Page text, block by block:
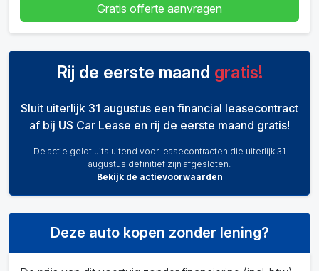
Gratis offerte aanvragen
Rij de eerste maand gratis!
Sluit uiterlijk 31 augustus een financial leasecontract
af bij US Car Lease en rij de eerste maand gratis!
De actie geldt uitsluitend voor leasecontracten die uiterlijk 31
augustus definitief zijn afgesloten.
Bekijk de actievoorwaarden
Deze auto kopen zonder lening?